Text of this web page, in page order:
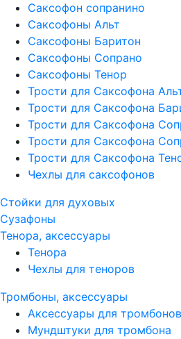
Саксофон сопранино
Саксофоны Альт
Саксофоны Баритон
Саксофоны Сопрано
Саксофоны Тенор
Трости для Саксофона
Трости для Саксофона
Трости для Саксофона
Трости для Саксофона
Трости для Саксофона
Чехлы для саксофонов
Стойки для духовых
Сузафоны
Тенора, аксессуары
Тенора
Чехлы для теноров
Тромбоны, аксессуары
Аксессуары для тромбонов
Мундштуки для тромбона